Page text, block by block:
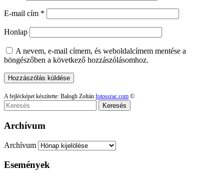
E-mail cím *
Honlap
A nevem, e-mail címem, és weboldalcímem mentése a
böngészőben a következő hozzászólásomhoz.
A fejlécképet készítette: Balogh Zoltán fotossrac.com ©
Keresés
Archívum
Archívum
Események